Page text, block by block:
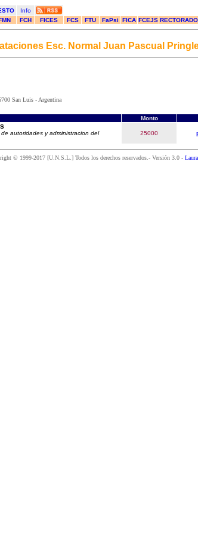
Info
FCH FICES FCS FTU FaPsi FICA FCEJS RECTORADO
Esc. Normal Juan Pascual
San Luis - Argentina
Monto
autoridades y administracion del
25000
© 1999-2017 [U.N.S.L.] Todos los derechos reservados.- Versión 3.0 -